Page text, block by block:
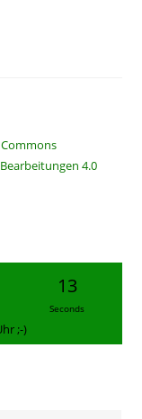
4.0
12
Seconds
;-)